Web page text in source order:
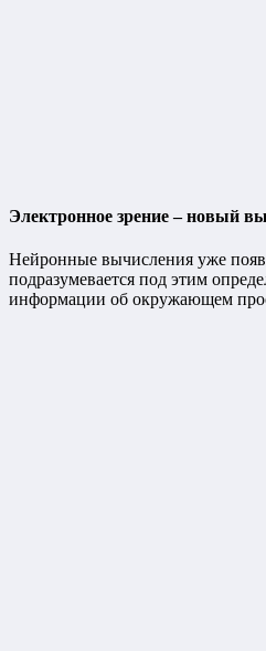
Электронное зрение – новый
Нейронные вычисления уже
подразумевается под этим
информации об окружающем